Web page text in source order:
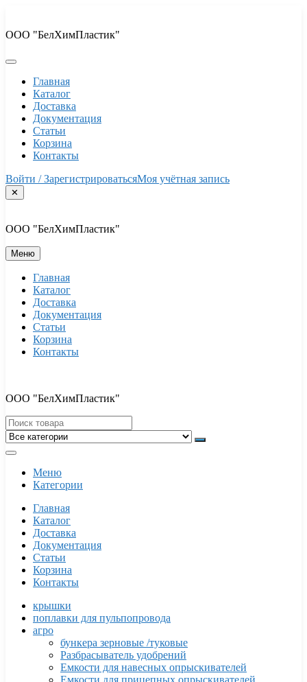
содержимому
ООО "БелХимПластик"
Главная
Каталог
Доставка
Документация
Статьи
Корзина
Контакты
Войти / ЗарегистрироватьсяМоя учётная запись
✕
ООО "БелХимПластик"
Меню
Главная
Каталог
Доставка
Документация
Статьи
Корзина
Контакты
ООО "БелХимПластик"
Меню
Категории
Главная
Каталог
Доставка
Документация
Статьи
Корзина
Контакты
крышки
поплавки для пульпопровода
агро
бункера зерновые /туковые
Разбрасыватель удобрений
Емкости для навесных опрыскивателей
Емкости для прицепных опрыскивателей